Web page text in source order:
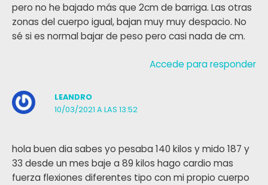
pero no he bajado más que 2cm de barriga. Las otras
zonas del cuerpo igual, bajan muy muy despacio. No
sé si es normal bajar de peso pero casi nada de cm.
Accede para responder
LEANDRO
10/03/2021 A LAS 13:52
hola buen dia sabes yo pesaba 140 kilos y mido 187 y
33 desde un mes baje a 89 kilos hago cardio mas
fuerza flexiones diferentes tipo con mi propio cuerpo